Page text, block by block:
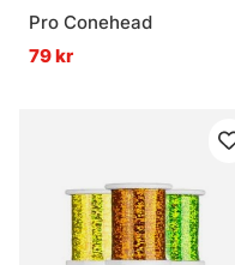
Pro Conehead
79 kr